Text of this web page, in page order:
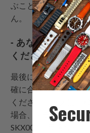
ぶことで、時間を節
ん。
- あなたの時計の
ください
最後に、必ずリサー
確に合った交換バン
ください。例えば、
場合、モデル名が含
SKX007に最適なバ